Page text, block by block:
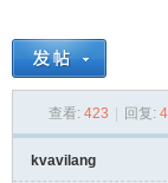
主
查看: 423 回复: 4
kvavilang